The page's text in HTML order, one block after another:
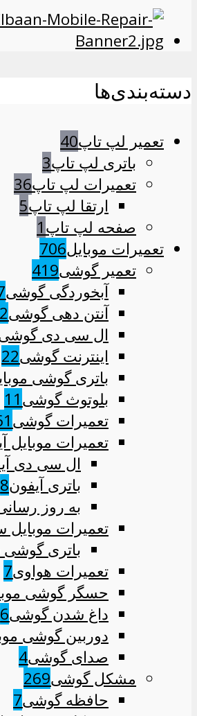
دسته‌بندی‌ها
تعمیر لپ تاپ40
باتری لپ تاپ3
تعمیرات لپ تاپ36
ارتقا لپ تاپ5
صفحه لپ تاپ1
تعمیرات موبایل706
تعمیر گوشی419
آبخوردگی گوشی
آنتن دهی گوشی
ال سی دی
اینترنت گوشی22
باتری گوشی
بلوتوث گوشی11
تعمیرات گوشی
تعمیرات موبایل
ال سی دی
باتری آیفون8
به روز
تعمیرات
باتری
تعمیرات هواوی7
حسگر گوشی
داغ شدن گوشی6
دوربین گوشی
صدای گوشی4
مشکل گوشی269
حافظه گوشی7